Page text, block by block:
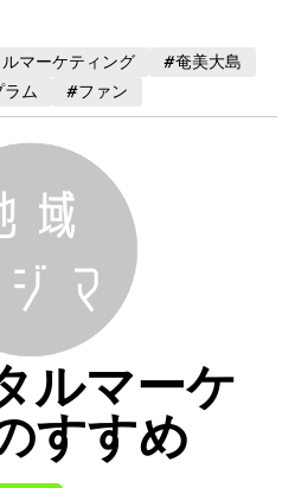
マーケティング
#奄美大島
ム #ファン
ルマーケ
すすめ